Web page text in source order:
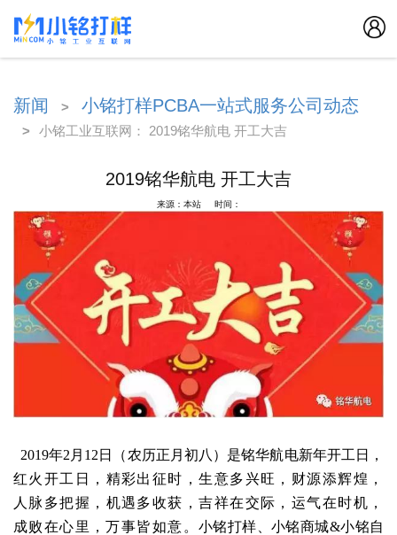
新闻 > 小铭打样PCBA一站式服务公司动态
> 小铭工业互联网： 2019铭华航电 开工大吉
2019铭华航电 开工大吉
来源：本站 时间：
2019年2月12日（农历正月初八）是铭华航电新年开工日，
红火开工日，精彩出征时，生意多兴旺，财源添辉煌，
人脉多把握，机遇多收获，吉祥在交际，运气在时机，
成败在心里，万事皆如意。 小铭打样、小铭商城&小铭自